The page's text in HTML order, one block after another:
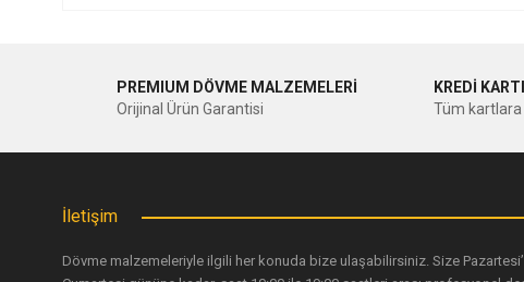
Ürün resmi kalitesiz, bozuk veya görüntülenemiyor.
PREMIUM DÖVME MALZEMELERİ
Orijinal Ürün Garantisi
KREDİ
Tüm kartlara
İletişim
Dövme malzemeleriyle ilgili her konuda bize ulaşabilirsiniz. Size